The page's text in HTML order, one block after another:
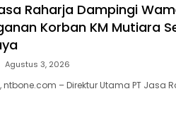
Raharja Dampingi
Korban KM Mutiara
Agustus 3, 2026
ntbone.com – Direktur Utama PT Jasa